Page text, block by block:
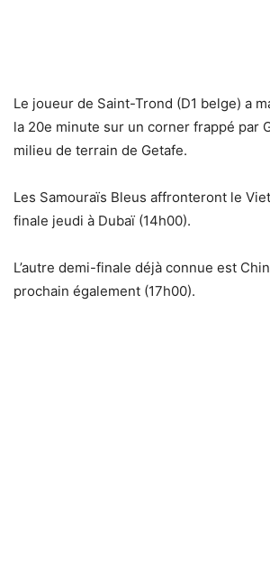
Le joueur de Saint-Trond (D1 belge) a
la 20e minute sur un corner frappé par
milieu de terrain de Getafe.
Les Samouraïs Bleus affronteront le
finale jeudi à Dubaï (14h00).
L’autre demi-finale déjà connue est
prochain également (17h00).